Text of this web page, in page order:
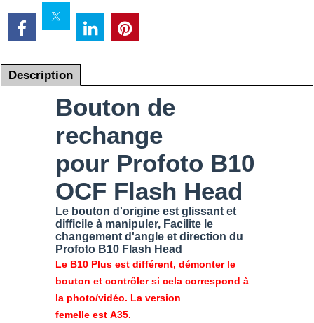
Description
Bouton de
rechange
pour Profoto B10
OCF Flash Head
Le bouton d'origine est glissant et
difficile à manipuler, Facilite le
changement d'angle et direction du
Profoto B10 Flash Head
Le B10 Plus est différent, démonter le
bouton et contrôler si cela correspond à
la photo/vidéo. La version
femelle est A35.